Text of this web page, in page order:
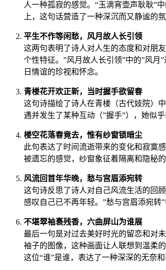
人一种孤寂的感觉。“玉滴宵壶声耿耿”
上，这句话营造了一种深沉而又静谧的
平生不作等闲愁，风月故人长引领
这两句表明了诗人对人生的态度和对朋
个性特征。”风月故人长引领”中的”风
日情谊的珍视和怀念。
青楼花开欢正新，当时握手欲留春
这句诗描绘了诗人在青楼（古代妓院）
遇并发生了某种互动（”握手”），她似
楼空花落春竟去，惟有纱窗锁暗尘
此句表达了时间流逝带来的变化和寂寞
被遗忘的感觉，纱窗象征着隔离和隐秘
风流回首年华晚，愁与宫眉添宛转
这句诗反思了诗人对自己风流生活的回
感叹自己已不再年轻。”愁与宫眉添宛转
不堪翠袖裛残香，六曲屏山为谁展
最后一句是对过去美好时光的留恋和对
袖子的图像，这种画面让人联想到温柔
这位“谁”是谁，表达了一种深深的无奈和